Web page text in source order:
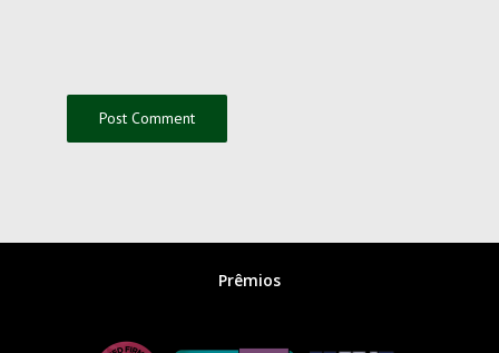
Prêmios